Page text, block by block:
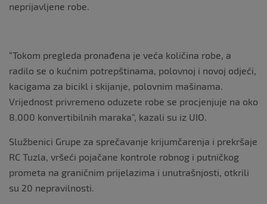
neprijavljene robe.
“Tokom pregleda pronađena je veća količina robe, a
radilo se o kućnim potrepštinama, polovnoj i novoj odjeći,
kacigama za bicikl i skijanje, polovnim mašinama.
Vrijednost privremeno oduzete robe se procjenjuje na oko
8.000 konvertibilnih maraka”, kazali su iz UIO.
Službenici Grupe za sprečavanje krijumčarenja i prekršaje
RC Tuzla, vršeći pojačane kontrole robnog i putničkog
prometa na graničnim prijelazima i unutrašnjosti, otkrili
su 20 nepravilnosti.